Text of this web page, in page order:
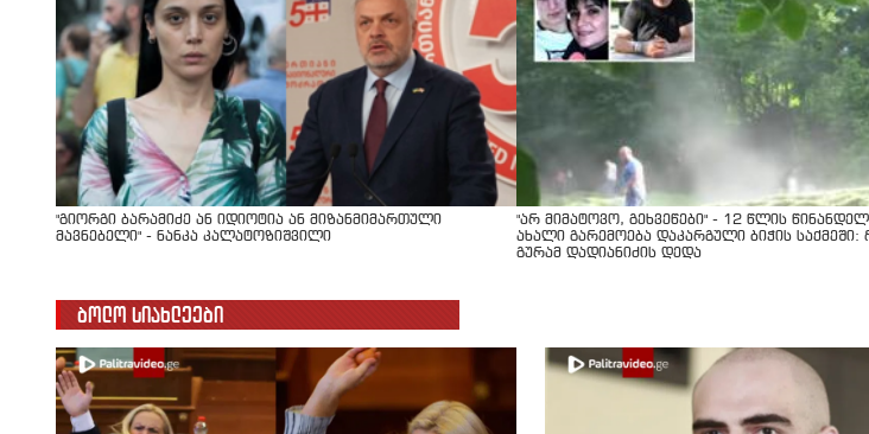
"გიორგი ბარამიძე ან იდიოტია ან მიზანმიმართული
მავნებელი" - ნანკა კალატოზიშვილი
"არ მიმატოვო, გეხვეწები" - 12 წლის
ახალი გარემოება დაკარგული ბიჭის საქმეში:
გურამ დადიანიძის დედა
ბოლო სიახლეები